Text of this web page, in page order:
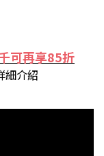
可再享85折
介紹